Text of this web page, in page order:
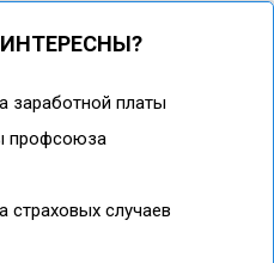
заработной платы
профсоюза
страховых случаев